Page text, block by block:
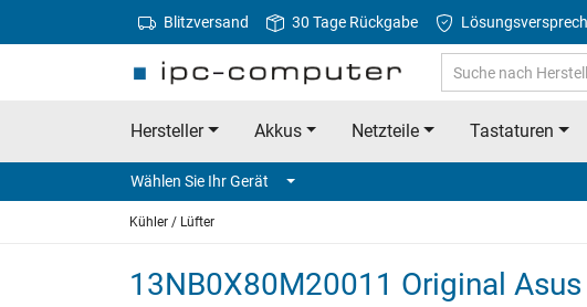
Blitzversand 30 Tage Rückgabe
Hersteller Akkus Netzteile Tastaturen
Wählen Sie Ihr Gerät
Kühler / Lüfter
13NB0X80M20011 Original